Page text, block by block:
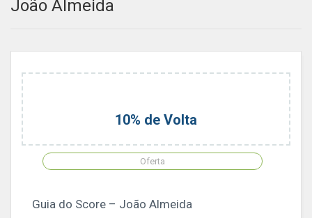
João Almeida
10% de Volta
Oferta
Guia do Score – João Almeida